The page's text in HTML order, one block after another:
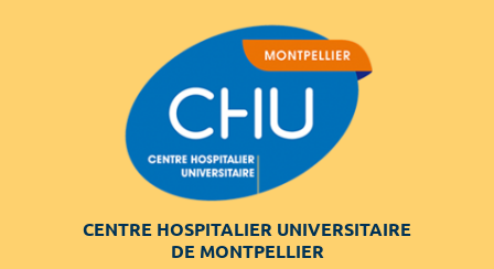
CENTRE HOSPITALIER UNIVERSITAIRE
DE MONTPELLIER